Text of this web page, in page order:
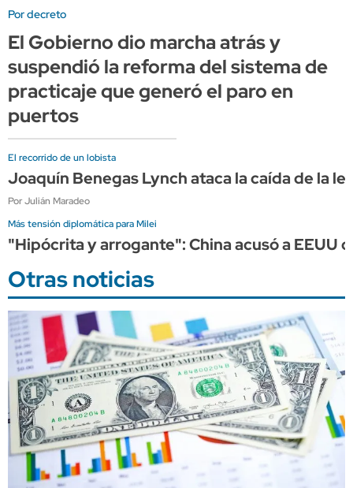
Por decreto
El Gobierno dio marcha atrás y
suspendió la reforma del sistema de
practicaje que generó el paro en
puertos
El recorrido de un lobista
Joaquín Benegas Lynch ataca la caída de la
Por Julián Maradeo
Más tensión diplomática para Milei
"Hipócrita y arrogante": China acusó a
Otras noticias